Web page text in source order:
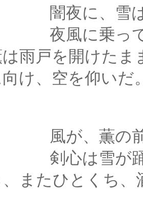
雪ははら
って降る雪
雨戸を開けた
け、空を仰いだ
の前髪を
が踊る様と
またひとくち、